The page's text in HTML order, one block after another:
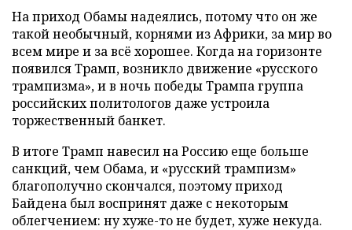
На приход Обамы надеялись, потому что он же
такой необычный, корнями из Африки, за мир во
всем мире и за всё хорошее. Когда на горизонте
появился Трамп, возникло движение «русского
трампизма», и в ночь победы Трампа группа
российских политологов даже устроила
торжественный банкет.
В итоге Трамп навесил на Россию еще больше
санкций, чем Обама, и «русский трампизм»
благополучно скончался, поэтому приход
Байдена был воспринят даже с некоторым
облегчением: ну хуже-то не будет, хуже некуда.